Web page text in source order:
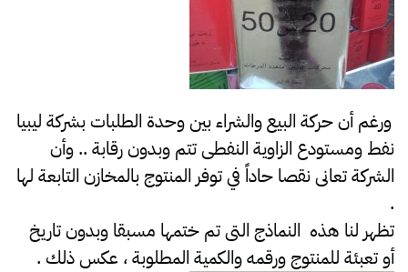
ورغم أن حركة البيع والشراء بين وحدة الطلبات بشركة ليبيا
نفط ومستودع الزاوية النفطى تتم وبدون رقابة .. وأن
الشركة تعانى نقصا حاداً في توفر المنتوج بالمخازن التابعة لها
.
تظهر لنا هذه النماذج التى تم ختمها مسبقا وبدون تاريخ
أو تعبئة للمنتوج ورقمه والكمية المطلوبة ، عكس ذلك .